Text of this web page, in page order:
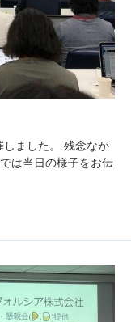
ました。 残念なが
は当日の様子をお伝